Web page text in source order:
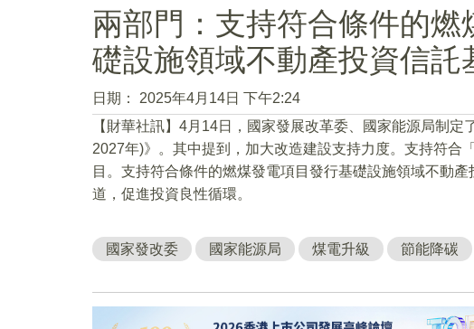
兩部門：支持符合條件的燃
礎設施領域不動產投資信託
日期：
2025年4月14日 下午2:24
【財華社訊】4月14日，國家發展改革委、國家能源局制
2027年)》。其中提到，加大改造建設支持力度。支持符合
目。支持符合條件的燃煤發電項目發行基礎設施領域不動
道，促進投資良性循環。
國家發改委 國家能源局 煤電升級 節能降碳